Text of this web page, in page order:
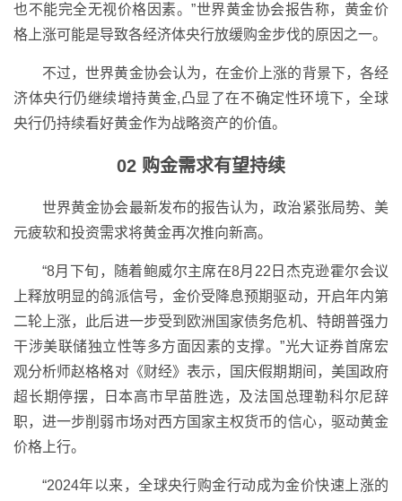
也不能完全无视价格因素。”世界黄金协会报告称，黄金价
格上涨可能是导致各经济体央行放缓购金步伐的原因之一。
不过，世界黄金协会认为，在金价上涨的背景下，各经
济体央行仍继续增持黄金,凸显了在不确定性环境下，全球
央行仍持续看好黄金作为战略资产的价值。
02 购金需求有望持续
世界黄金协会最新发布的报告认为，政治紧张局势、美
元疲软和投资需求将黄金再次推向新高。
“8月下旬，随着鲍威尔主席在8月22日杰克逊霍尔会议
上释放明显的鸽派信号，金价受降息预期驱动，开启年内第
二轮上涨，此后进一步受到欧洲国家债务危机、特朗普强力
干涉美联储独立性等多方面因素的支撑。”光大证券首席宏
观分析师赵格格对《财经》表示，国庆假期期间，美国政府
超长期停摆，日本高市早苗胜选，及法国总理勒科尔尼辞
职，进一步削弱市场对西方国家主权货币的信心，驱动黄金
价格上行。
“2024年以来，全球央行购金行动成为金价快速上涨的